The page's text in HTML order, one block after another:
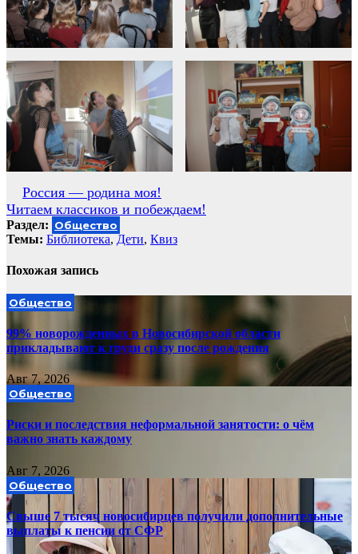
Навигация
по
записям
Россия — родина моя!
Читаем классиков и побеждаем!
Раздел: Общество
Темы: Библиотека, Дети, Квиз
Похожая запись
Общество
99% новорожденных в Новосибирской области
прикладывают к груди сразу после рождения
Авг 7, 2026
Общество
Риски и последствия неформальной занятости: о чём
важно знать каждому
Авг 7, 2026
Общество
Свыше 7 тысяч новосибирцев получили дополнительные
выплаты к пенсии от СФР